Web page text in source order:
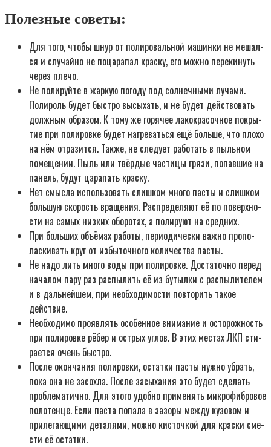
Полезные советы:
Для того, что­бы шнур от поли­ро­валь­ной машин­ки не мешал­
ся и слу­чай­но не поца­ра­пал крас­ку, его мож­но пере­ки­нуть
через плечо.
Не поли­руй­те в жар­кую пого­ду под сол­неч­ны­ми луча­ми.
Поли­роль будет быст­ро высы­хать, и не будет дей­ство­вать
долж­ным обра­зом. К тому же горя­чее лако­кра­соч­ное покры­
тие при поли­ров­ке будет нагре­вать­ся ещё боль­ше, что пло­хо
на нём отра­зит­ся. Так­же, не сле­ду­ет рабо­тать в пыль­ном
поме­ще­нии. Пыль или твёр­дые части­цы гря­зи, попав­шие на
панель, будут цара­пать краску.
Нет смыс­ла исполь­зо­вать слиш­ком мно­го пас­ты и слиш­ком
боль­шую ско­рость вра­ще­ния. Рас­пре­де­ля­ют её по поверх­но­
сти на самых низ­ких обо­ро­тах, а поли­ру­ют на средних.
При боль­ших объ­ё­мах рабо­ты, пери­о­ди­че­ски важ­но про­по­
лас­ки­вать круг от избы­точ­но­го коли­че­ства пасты.
Не надо лить мно­го воды при поли­ров­ке. Доста­точ­но перед
нача­лом пару раз рас­пы­лить её из бутыл­ки с рас­пы­ли­те­лем
и в даль­ней­шем, при необ­хо­ди­мо­сти повто­рить такое
действие.
Необ­хо­ди­мо про­яв­лять осо­бен­ное вни­ма­ние и осто­рож­ность
при поли­ров­ке рёбер и ост­рых углов. В этих местах ЛКП сти­
ра­ет­ся очень быстро.
После окон­ча­ния поли­ров­ки, остат­ки пас­ты нуж­но убрать,
пока она не засох­ла. После засы­ха­ния это будет сде­лать
про­бле­ма­тич­но. Для это­го удоб­но при­ме­нять мик­ро­фиб­ро­вое
поло­тен­це. Если пас­та попа­ла в зазо­ры меж­ду кузо­вом и
при­ле­га­ю­щи­ми дета­ля­ми, мож­но кисточ­кой для крас­ки сме­
сти её остатки.